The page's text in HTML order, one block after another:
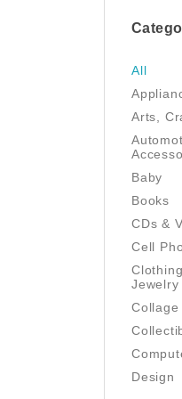
All
Arts,
Baby
Books
CDs &
Cell
Jewelry
Collage
Design